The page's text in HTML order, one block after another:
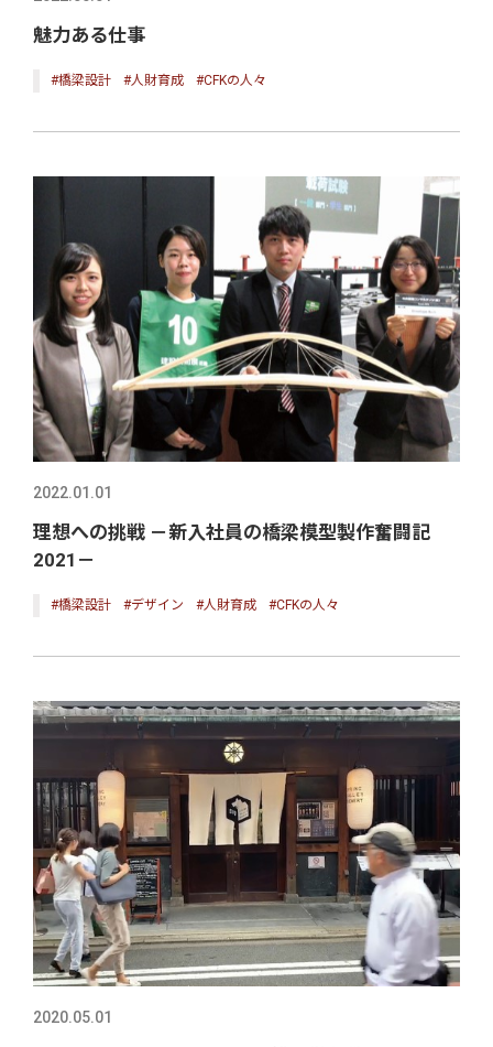
魅力ある仕事
#橋梁設計 #人財育成 #CFKの人々
2022.01.01
理想への挑戦 －新入社員の橋梁模型製作奮闘記
2021－
#橋梁設計 #デザイン #人財育成 #CFKの人々
2020.05.01